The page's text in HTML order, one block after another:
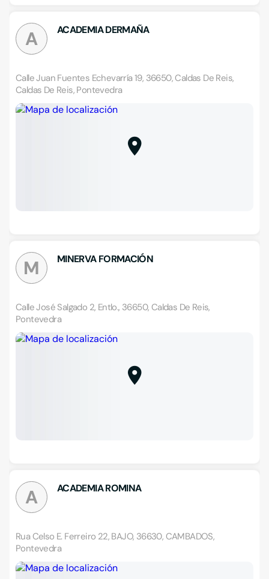
A ACADEMIA DERMAÑA
Calle Juan Fuentes Echevarría 19, 36650, Caldas De Reis,
Caldas De Reis, Pontevedra
M MINERVA FORMACIÓN
Calle José Salgado 2, Entlo., 36650, Caldas De Reis,
Pontevedra
A ACADEMIA ROMINA
Rua Celso E. Ferreiro 22, BAJO, 36630, CAMBADOS,
Pontevedra